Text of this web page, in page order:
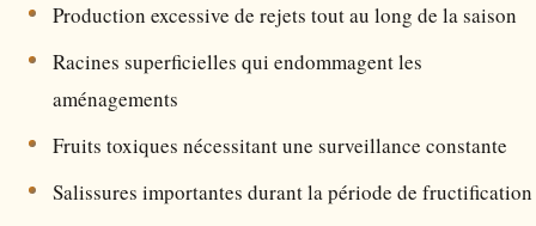
Production excessive de rejets tout au long de la saison
Racines superficielles qui endommagent les
aménagements
Fruits toxiques nécessitant une surveillance constante
Salissures importantes durant la période de fructification